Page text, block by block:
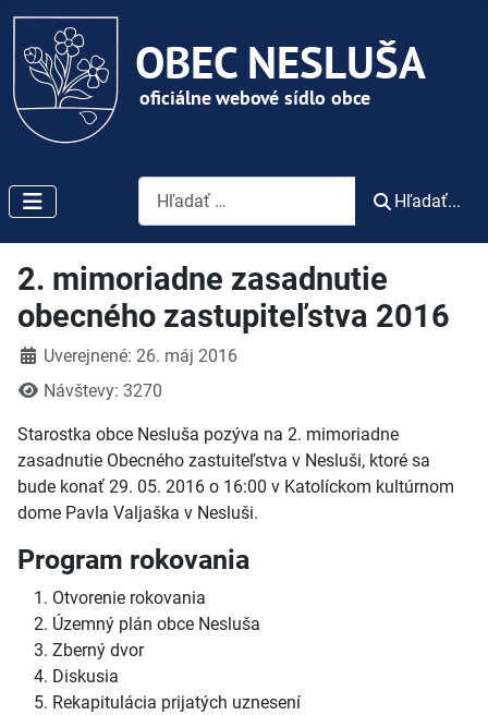
Vyhľadávanie
Hľadať...
2. mimoriadne zasadnutie
obecného zastupiteľstva 2016
DetailyUverejnené: 26. máj 2016
Návštevy: 3270
Starostka obce Nesluša pozýva na 2. mimoriadne
zasadnutie Obecného zastuiteľstva v Nesluši, ktoré sa
bude konať 29. 05. 2016 o 16:00 v Katolíckom kultúrnom
dome Pavla Valjaška v Nesluši.
Program rokovania
Otvorenie rokovania
Územný plán obce Nesluša
Zberný dvor
Diskusia
Rekapitulácia prijatých uznesení